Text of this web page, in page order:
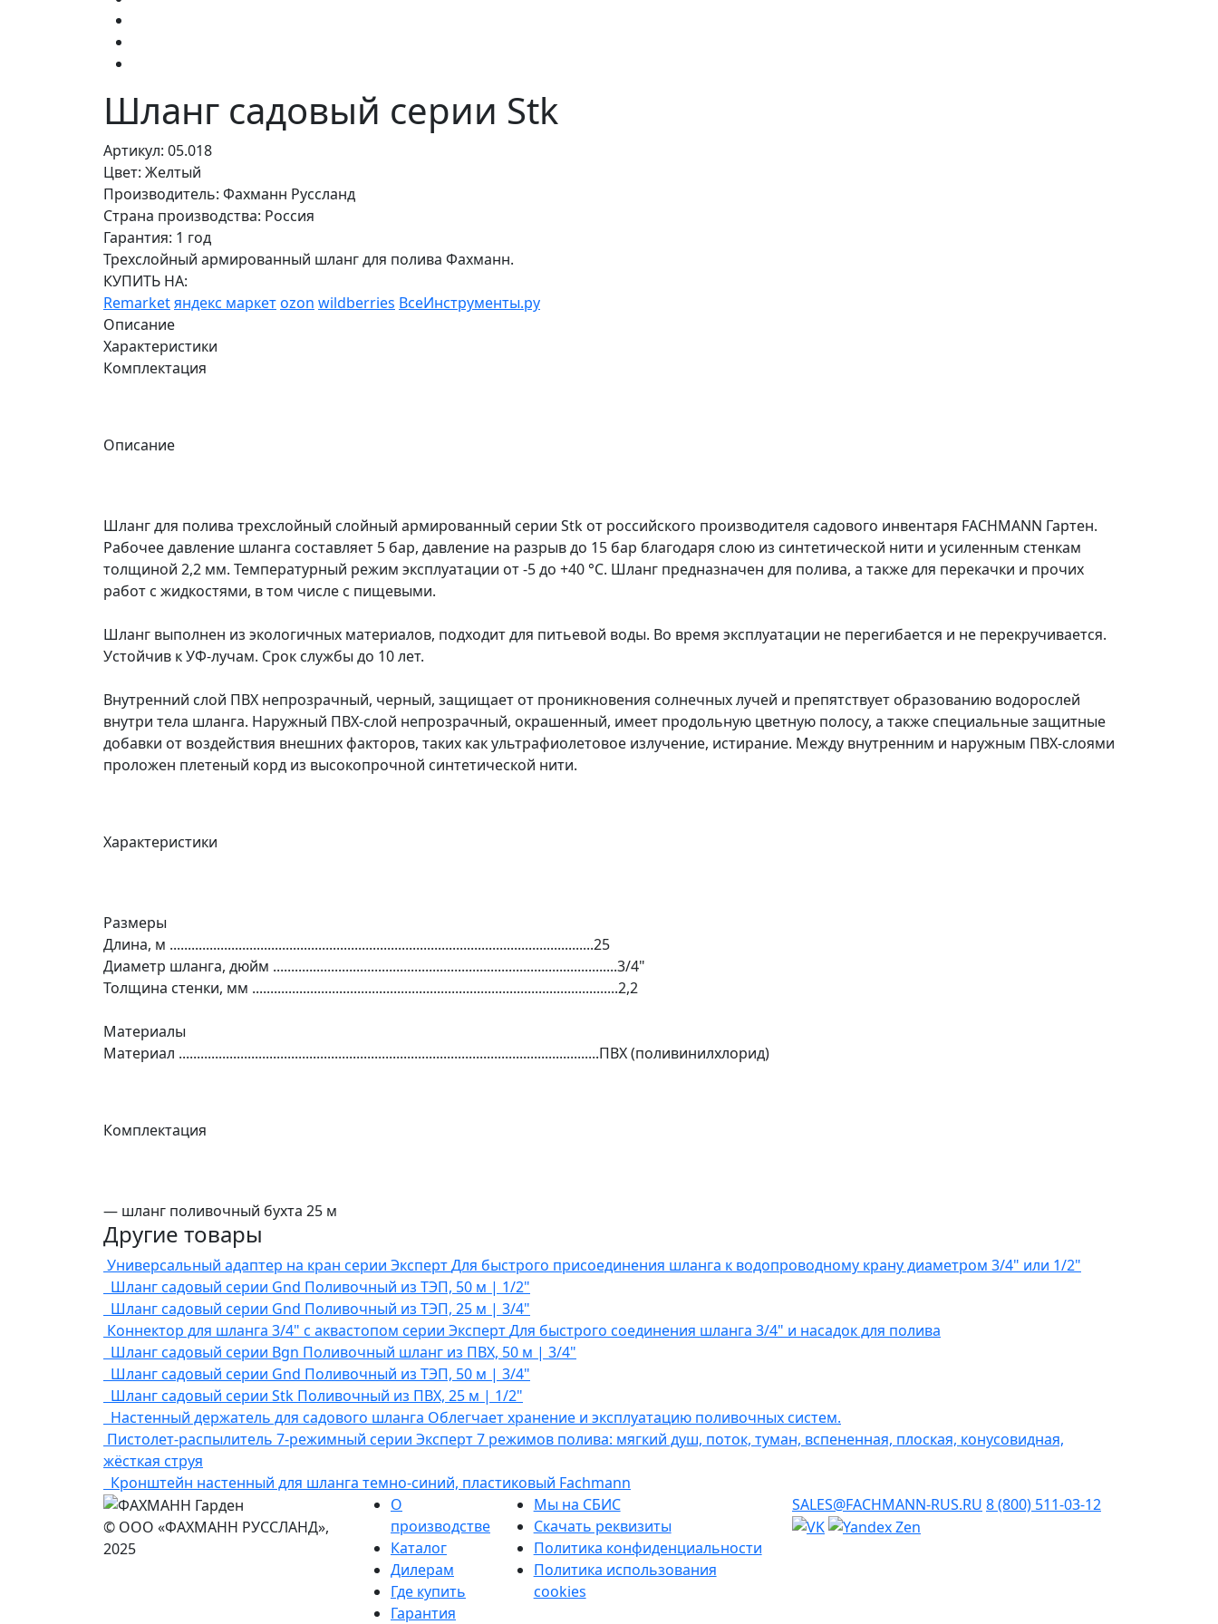
Шланг садовый серии Stk
Артикул: 05.018
Цвет: Желтый
Производитель: Фахманн Руссланд
Страна производства: Россия
Гарантия: 1 год
Трехслойный армированный шланг для полива Фахманн.
КУПИТЬ НА:
Remarketяндекс маркетozon wildberries ВсеИнструменты.ру
Описание
Характеристики
Комплектация
Описание
Шланг для полива трехслойный слойный армированный серии Stk от российского производителя садового инвентаря FACHMANN Гартен.
Рабочее давление шланга составляет 5 бар, давление на разрыв до 15 бар благодаря слою из синтетической нити и усиленным стенкам
толщиной 2,2 мм. Температурный режим эксплуатации от -5 до +40 °C. Шланг предназначен для полива, а также для перекачки и прочих
работ с жидкостями, в том числе с пищевыми.
Шланг выполнен из экологичных материалов, подходит для питьевой воды. Во время эксплуатации не перегибается и не перекручивается.
Устойчив к УФ-лучам. Срок службы до 10 лет.
Внутренний слой ПВХ непрозрачный, черный, защищает от проникновения солнечных лучей и препятствует образованию водорослей
внутри тела шланга. Наружный ПВХ-слой непрозрачный, окрашенный, имеет продольную цветную полосу, а также специальные защитные
добавки от воздействия внешних факторов, таких как ультрафиолетовое излучение, истирание. Между внутренним и наружным ПВХ-слоями
проложен плетеный корд из высокопрочной синтетической нити.
Характеристики
Размеры
Длина, м .....................................................................................................................25
Диаметр шланга, дюйм ...............................................................................................3/4"
Толщина стенки, мм .....................................................................................................2,2
Материалы
Материал ....................................................................................................................ПВХ (поливинилхлорид)
Комплектация
— шланг поливочный бухта 25 м
Другие товары
Универсальный адаптер на кран серии ЭкспертДля быстрого присоединения шланга к водопроводному крану диаметром 3/4" или 1/2"
Шланг садовый серии Gnd Поливочный из ТЭП, 50 м | 1/2"
Шланг садовый серии Gnd Поливочный из ТЭП, 25 м | 3/4"
Коннектор для шланга 3/4" с аквастопом серии ЭкспертДля быстрого соединения шланга 3/4" и насадок для полива
Шланг садовый серии Bgn Поливочный шланг из ПВХ, 50 м | 3/4"
Шланг садовый серии Gnd Поливочный из ТЭП, 50 м | 3/4"
Шланг садовый серии Stk Поливочный из ПВХ, 25 м | 1/2"
Настенный держатель для садового шланга Облегчает хранение и эксплуатацию поливочных систем.
Пистолет-распылитель 7-режимный серии Эксперт7 режимов полива: мягкий душ, поток, туман, вспененная, плоская, конусовидная,
жёсткая струя
Кронштейн настенный для шланга темно-синий, пластиковый Fachmann
© ООО «ФАХМАНН РУССЛАНД»,
2025
О
производстве
Каталог
Дилерам
Где купить
Гарантия
Мы на СБИС
Скачать реквизиты
Политика конфиденциальности
Политика использования
cookies
SALES@FACHMANN-RUS.RU 8 (800) 511-03-12